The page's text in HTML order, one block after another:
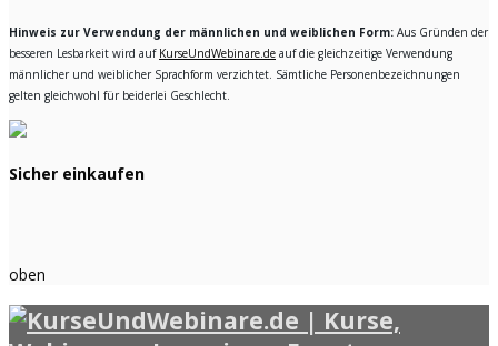
Hinweis zur Verwendung der männlichen und weiblichen Form: Aus Gründen der
besseren Lesbarkeit wird auf KurseUndWebinare.de auf die gleichzeitige Verwendung
männlicher und weiblicher Sprachform verzichtet. Sämtliche Personenbezeichnungen
gelten gleichwohl für beiderlei Geschlecht.
Sicher einkaufen
oben